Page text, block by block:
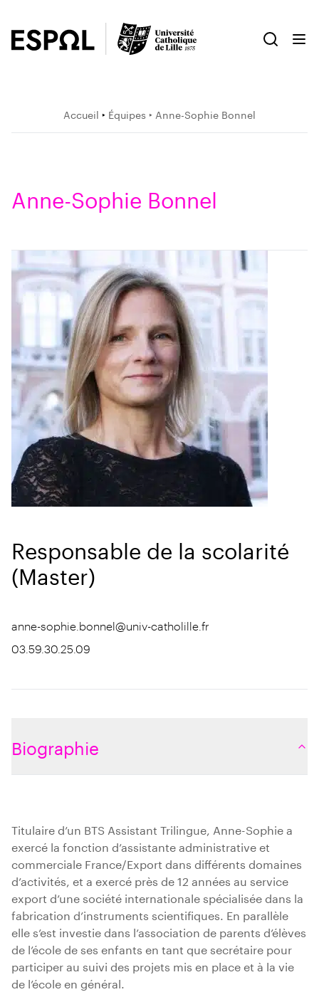
Accueil ‣ Équipes ‣ Anne-Sophie Bonnel
Anne-Sophie Bonnel
Responsable de la scolarité
(Master)
anne-sophie.bonnel@univ-catholille.fr
03.59.30.25.09
Biographie
Titulaire d’un BTS Assistant Trilingue, Anne-Sophie a
exercé la fonction d’assistante administrative et
commerciale France/Export dans différents domaines
d’activités, et a exercé près de 12 années au service
export d’une société internationale spécialisée dans la
fabrication d’instruments scientifiques. En parallèle
elle s’est investie dans l’association de parents d’élèves
de l’école de ses enfants en tant que secrétaire pour
participer au suivi des projets mis en place et à la vie
de l’école en général.